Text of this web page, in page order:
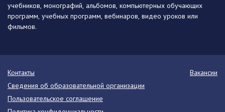
учебников, монографий, альбомов, компьютерных обучающих
программ, учебных программ, вебинаров, видео уроков или
фильмов.
Контакты
Вакансии
Сведения об образовательной организации
Пользовательское соглашение